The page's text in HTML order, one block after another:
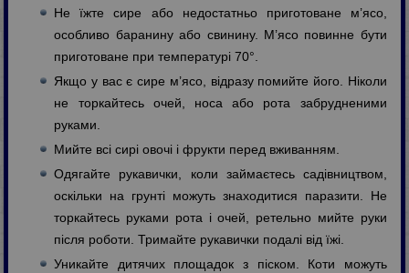
Не їжте сире або недостатньо приготоване м’ясо,
особливо баранину або свинину. М’ясо повинне бути
приготоване при температурі 70°.
Якщо у вас є сире м’ясо, відразу помийте його. Ніколи
не торкайтесь очей, носа або рота забрудненими
руками.
Мийте всі сирі овочі і фрукти перед вживанням.
Одягайте рукавички, коли займаєтесь садівництвом,
оскільки на грунті можуть знаходитися паразити. Не
торкайтесь руками рота і очей, ретельно мийте руки
після роботи. Тримайте рукавички подалі від їжі.
Уникайте дитячих площадок з піском. Коти можуть